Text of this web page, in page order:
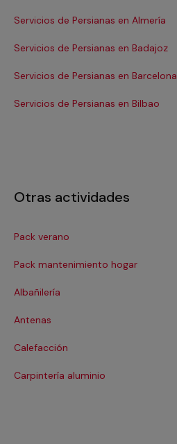
Servicios de Persianas en Almería
Servicios de Persianas en Badajoz
Servicios de Persianas en Barcelona
Servicios de Persianas en Bilbao
Otras actividades
Pack verano
Pack mantenimiento hogar
Albañilería
Antenas
Calefacción
Carpintería aluminio